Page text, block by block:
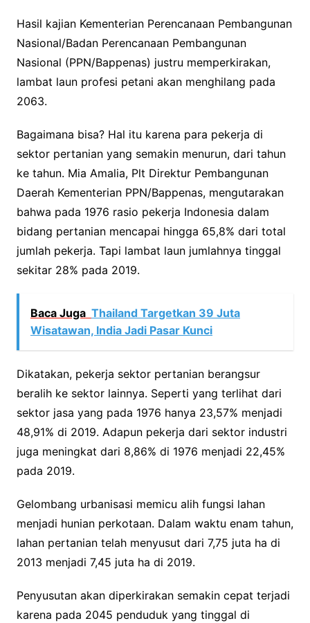
Hasil kajian Kementerian Perencanaan Pembangunan
Nasional/Badan Perencanaan Pembangunan
Nasional (PPN/Bappenas) justru memperkirakan,
lambat laun profesi petani akan menghilang pada
2063.
Bagaimana bisa? Hal itu karena para pekerja di
sektor pertanian yang semakin menurun, dari tahun
ke tahun. Mia Amalia, Plt Direktur Pembangunan
Daerah Kementerian PPN/Bappenas, mengutarakan
bahwa pada 1976 rasio pekerja Indonesia dalam
bidang pertanian mencapai hingga 65,8% dari total
jumlah pekerja. Tapi lambat laun jumlahnya tinggal
sekitar 28% pada 2019.
Baca Juga Thailand Targetkan 39 Juta
Wisatawan, India Jadi Pasar Kunci
Dikatakan, pekerja sektor pertanian berangsur
beralih ke sektor lainnya. Seperti yang terlihat dari
sektor jasa yang pada 1976 hanya 23,57% menjadi
48,91% di 2019. Adapun pekerja dari sektor industri
juga meningkat dari 8,86% di 1976 menjadi 22,45%
pada 2019.
Gelombang urbanisasi memicu alih fungsi lahan
menjadi hunian perkotaan. Dalam waktu enam tahun,
lahan pertanian telah menyusut dari 7,75 juta ha di
2013 menjadi 7,45 juta ha di 2019.
Penyusutan akan diperkirakan semakin cepat terjadi
karena pada 2045 penduduk yang tinggal di